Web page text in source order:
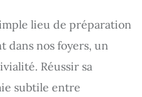
lieu de préparation
dans nos foyers, un
Réussir sa
subtile entre